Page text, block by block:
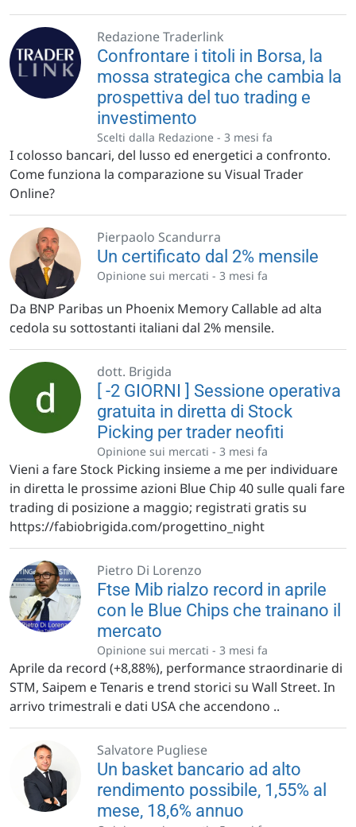
Redazione Traderlink
Confrontare i titoli in Borsa, la
mossa strategica che cambia la
prospettiva del tuo trading e
investimento
Scelti dalla Redazione - 3 mesi fa
I colosso bancari, del lusso ed energetici a confronto.
Come funziona la comparazione su Visual Trader
Online?
Pierpaolo Scandurra
Un certificato dal 2% mensile
Opinione sui mercati - 3 mesi fa
Da BNP Paribas un Phoenix Memory Callable ad alta
cedola su sottostanti italiani dal 2% mensile.
dott. Brigida
[ -2 GIORNI ] Sessione operativa
gratuita in diretta di Stock
Picking per trader neofiti
Opinione sui mercati - 3 mesi fa
Vieni a fare Stock Picking insieme a me per individuare
in diretta le prossime azioni Blue Chip 40 sulle quali fare
trading di posizione a maggio; registrati gratis su
https://fabiobrigida.com/progettino_night
Pietro Di Lorenzo
Ftse Mib rialzo record in aprile
con le Blue Chips che trainano il
mercato
Opinione sui mercati - 3 mesi fa
Aprile da record (+8,88%), performance straordinarie di
STM, Saipem e Tenaris e trend storici su Wall Street. In
arrivo trimestrali e dati USA che accendono ..
Salvatore Pugliese
Un basket bancario ad alto
rendimento possibile, 1,55% al
mese, 18,6% annuo